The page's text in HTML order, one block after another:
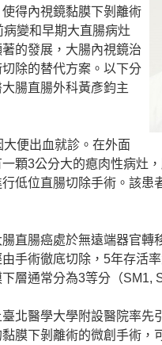
得內視鏡黏膜下剝離術
病變和早期大直腸病灶
的發展，大腸內視鏡治
除的替代方案。以下分
腸直腸外科黃彥鈞主
便出血就診。在外面
顆3公分大的瘜肉性病灶
低位直腸切除手術。該患
直腸癌處於無遠端器官轉
手術徹底切除，5年存活
層通常分為3等分（SM1,
北醫學大學附設醫院率先
膜下剝離術的微創手術，